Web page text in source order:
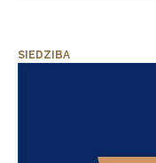
SIEDZIBA